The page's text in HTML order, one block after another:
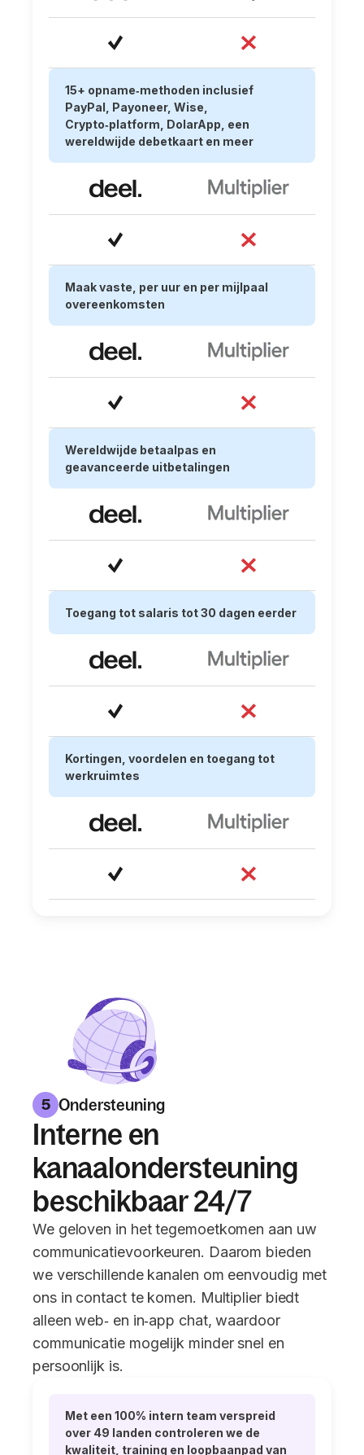
15+ opname‑methoden inclusief
PayPal, Payoneer, Wise,
Crypto‑platform, DolarApp, een
wereldwijde debetkaart en meer
Maak vaste, per uur en per mijlpaal
overeenkomsten
Wereldwijde betaalpas en
geavanceerde uitbetalingen
Toegang tot salaris tot 30 dagen eerder
Kortingen, voordelen en toegang tot
werkruimtes
5 Ondersteuning
Interne en
kanaalondersteuning
beschikbaar 24/7
We geloven in het tegemoetkomen aan uw
communicatievoorkeuren. Daarom bieden
we verschillende kanalen om eenvoudig met
ons in contact te komen. Multiplier biedt
alleen web‑ en in‑app chat, waardoor
communicatie mogelijk minder snel en
persoonlijk is.
Met een 100% intern team verspreid
over 49 landen controleren we de
kwaliteit, training en loopbaanpad van